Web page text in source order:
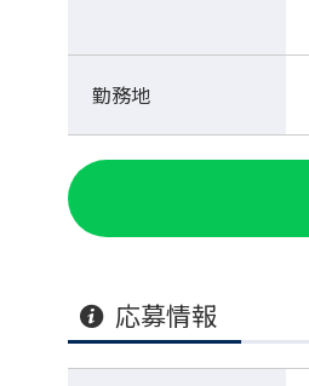
勤務地
応募情報